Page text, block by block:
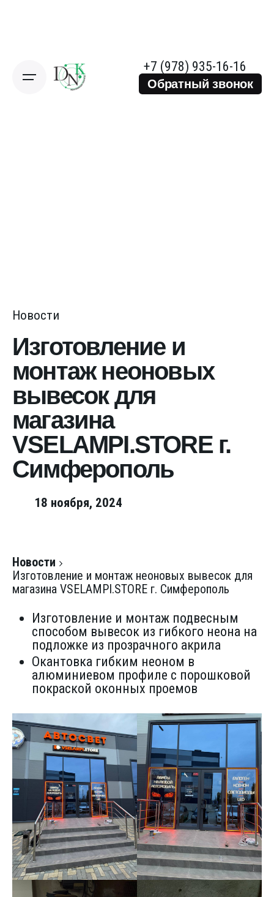
+7 (978) 935-16-16
Обратный звонок
Новости
Изготовление и
монтаж неоновых
вывесок для
магазина
VSELAMPI.STORE г.
Симферополь
18 ноября, 2024
Новости
Изготовление и монтаж неоновых вывесок для
магазина VSELAMPI.STORE г. Симферополь
Изготовление и монтаж подвесным
способом вывесок из гибкого неона на
подложке из прозрачного акрила
Окантовка гибким неоном в
алюминиевом профиле с порошковой
покраской оконных проемов